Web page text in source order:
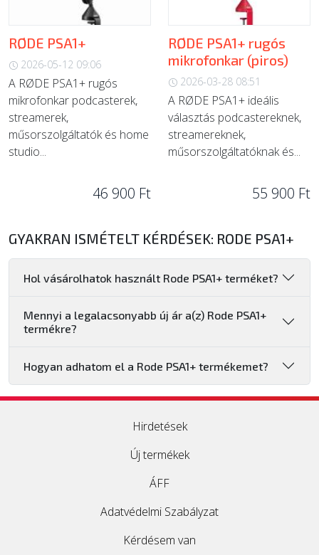
RØDE PSA1+
2026-05-12 09:06
A RØDE PSA1+ rugós
mikrofonkar podcasterek,
streamerek,
műsorszolgáltatók és home
studio...
46 900 Ft
RØDE PSA1+ rugós
mikrofonkar (piros)
2026-03-28 08:51
A RØDE PSA1+ ideális
választás podcastereknek,
streamereknek,
műsorszolgáltatóknak és...
55 900 Ft
GYAKRAN ISMÉTELT KÉRDÉSEK: RODE PSA1+
Hol vásárolhatok használt Rode PSA1+ terméket?
Mennyi a legalacsonyabb új ár a(z) Rode PSA1+
termékre?
Hogyan adhatom el a Rode PSA1+ termékemet?
Hirdetések
Új termékek
ÁFF
Adatvédelmi Szabályzat
Kérdésem van